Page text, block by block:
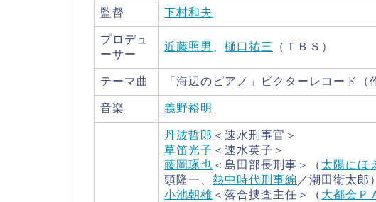
監督 下村和夫
プロデュ
ーサー
近藤照男 樋口祐三 （ＴＢＳ）
テーマ曲 「海辺のピアノ」ビクターレコード（
音楽 義野裕明
丹波哲郎 ＜速水刑事官＞
草笛光子 ＜速水英子＞
藤岡琢也 ＜島田部長刑事＞（ 太陽にほ
頭隆一、 熱中時代刑事編 ／潮田衛太郎）
小池朝雄 ＜落合捜査主任＞（ 大都会Ｐ